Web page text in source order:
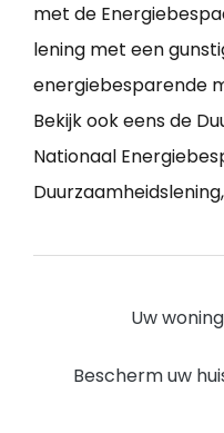
met de
lening met een
energiebesparende
Bekijk ook eens de
Nationaal
Uw
Bescherm uw